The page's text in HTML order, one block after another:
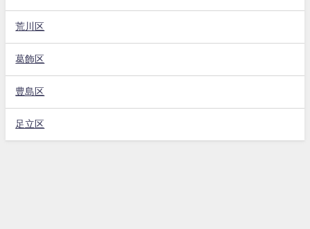
荒川区
葛飾区
豊島区
足立区